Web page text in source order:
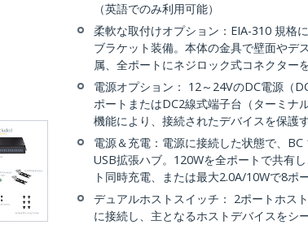
（英語でのみ利用可能）
柔軟な取付けオプション：EIA-310 規格
ブラケット装備。本体の金具で壁面やデ
属、全ポートにネジロック式コネクター
電源オプション： 12～24VのDC電源（
ポートまたはDC2線式端子台（ターミナ
機能により、接続されたデバイスを保護
電源＆充電：電源に接続した状態で、
USB拡張ハブ。120Wを全ポートで共有
ト同時充電、または最大2.0A/10Wで8ポ
デュアルホストスイッチ： 2ポートホス
に接続し、主となるホストデバイスをシ